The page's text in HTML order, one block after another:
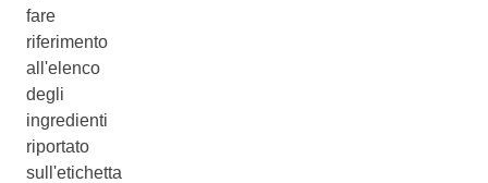
fare
riferimento
all'elenco
degli
ingredienti
riportato
sull'etichetta